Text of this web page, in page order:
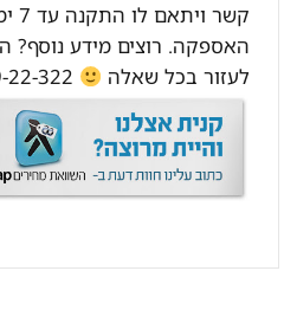
קשר
האספקה. רוצים מידע נוסף?
לעזור בכל שאלה
072-39-22-322